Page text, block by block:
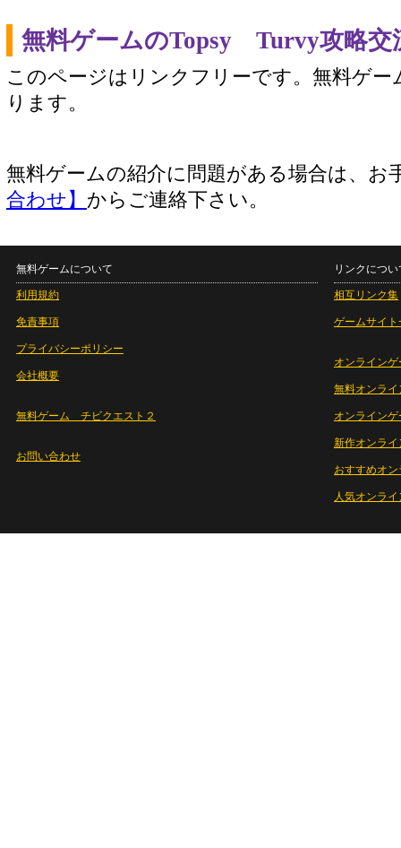
無料ゲームのTopsy Turvy攻略交
このページはリンクフリーです。無料ゲー
ります。
無料ゲームの紹介に問題がある場合は、お
合わせ】 からご連絡下さい。
無料ゲームについて
利用規約
免責事項
プライバシーポリシー
会社概要
無料ゲーム チビクエスト２
お問い合わせ
リンクについ
相互リンク集
ゲームサイト
オンラインゲ
無料オンライ
オンライン
新作オンライ
おすすめオ
人気オンラ